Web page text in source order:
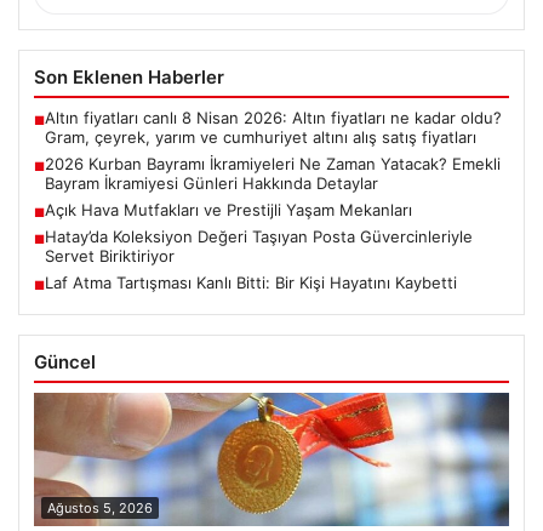
Son Eklenen Haberler
■Altın fiyatları canlı 8 Nisan 2026: Altın fiyatları ne kadar oldu?
Gram, çeyrek, yarım ve cumhuriyet altını alış satış fiyatları
■2026 Kurban Bayramı İkramiyeleri Ne Zaman Yatacak? Emekli
Bayram İkramiyesi Günleri Hakkında Detaylar
■Açık Hava Mutfakları ve Prestijli Yaşam Mekanları
■Hatay’da Koleksiyon Değeri Taşıyan Posta Güvercinleriyle
Servet Biriktiriyor
■Laf Atma Tartışması Kanlı Bitti: Bir Kişi Hayatını Kaybetti
Güncel
Ağustos 5, 2026